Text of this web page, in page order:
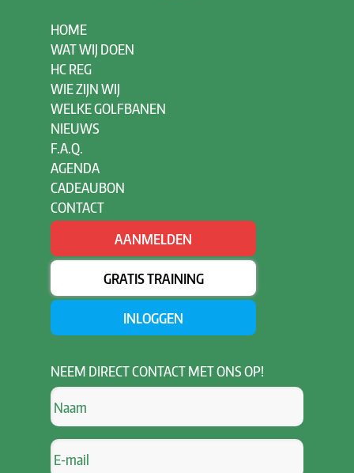
HOME
WAT WIJ DOEN
HC REG
WIE ZIJN WIJ
WELKE GOLFBANEN
NIEUWS
F.A.Q.
AGENDA
CADEAUBON
CONTACT
AANMELDEN
GRATIS TRAINING
INLOGGEN
NEEM DIRECT CONTACT MET ONS OP!